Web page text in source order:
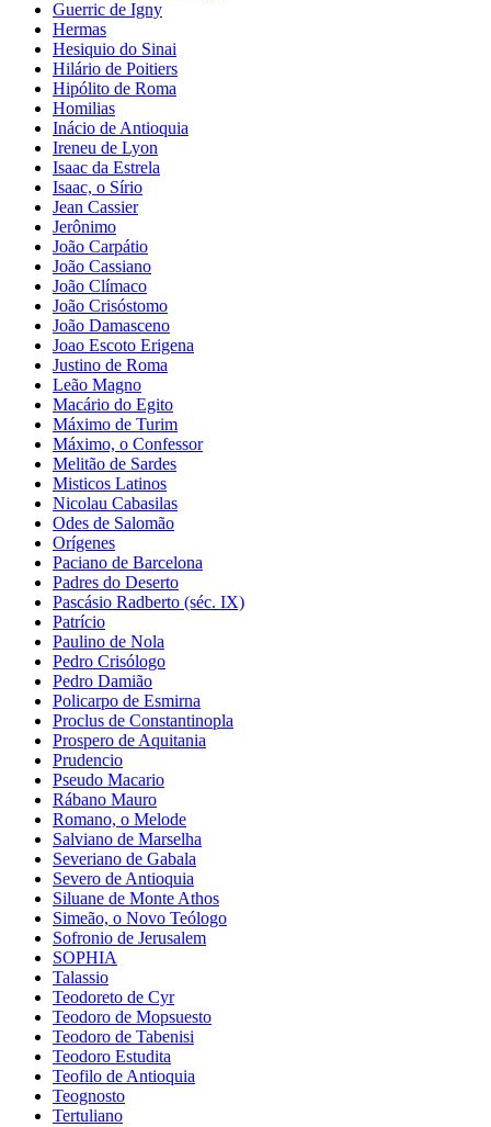
Guerric de Igny
Hermas
Hesiquio do Sinai
Hilário de Poitiers
Hipólito de Roma
Homilias
Inácio de Antioquia
Ireneu de Lyon
Isaac da Estrela
Isaac, o Sírio
Jean Cassier
Jerônimo
João Carpátio
João Cassiano
João Clímaco
João Crisóstomo
João Damasceno
Joao Escoto Erigena
Justino de Roma
Leão Magno
Macário do Egito
Máximo de Turim
Máximo, o Confessor
Melitão de Sardes
Misticos Latinos
Nicolau Cabasilas
Odes de Salomão
Orígenes
Paciano de Barcelona
Padres do Deserto
Pascásio Radberto (séc. IX)
Patrício
Paulino de Nola
Pedro Crisólogo
Pedro Damião
Policarpo de Esmirna
Proclus de Constantinopla
Prospero de Aquitania
Prudencio
Pseudo Macario
Rábano Mauro
Romano, o Melode
Salviano de Marselha
Severiano de Gabala
Severo de Antioquia
Siluane de Monte Athos
Simeão, o Novo Teólogo
Sofronio de Jerusalem
SOPHIA
Talassio
Teodoreto de Cyr
Teodoro de Mopsuesto
Teodoro de Tabenisi
Teodoro Estudita
Teofilo de Antioquia
Teognosto
Tertuliano